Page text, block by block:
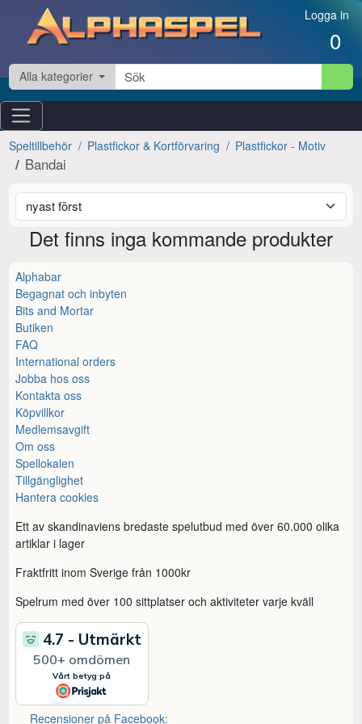
Hoppa till innehåll Logga in
0
Alla kategorier
Speltillbehör Plastfickor & Kortförvaring Plastfickor - Motiv
Bandai
Det finns inga kommande produkter
Alphabar
Begagnat och inbyten
Bits and Mortar
Butiken
FAQ
International orders
Jobba hos oss
Kontakta oss
Köpvillkor
Medlemsavgift
Om oss
Spellokalen
Tillgänglighet
Hantera cookies
Ett av skandinaviens bredaste spelutbud med över 60.000 olika
artiklar i lager
Fraktfritt inom Sverige från 1000kr
Spelrum med över 100 sittplatser och aktiviteter varje kväll
Recensioner på Facebook: